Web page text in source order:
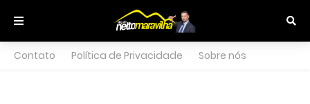
Contato Política de Privacidade Sobre nós